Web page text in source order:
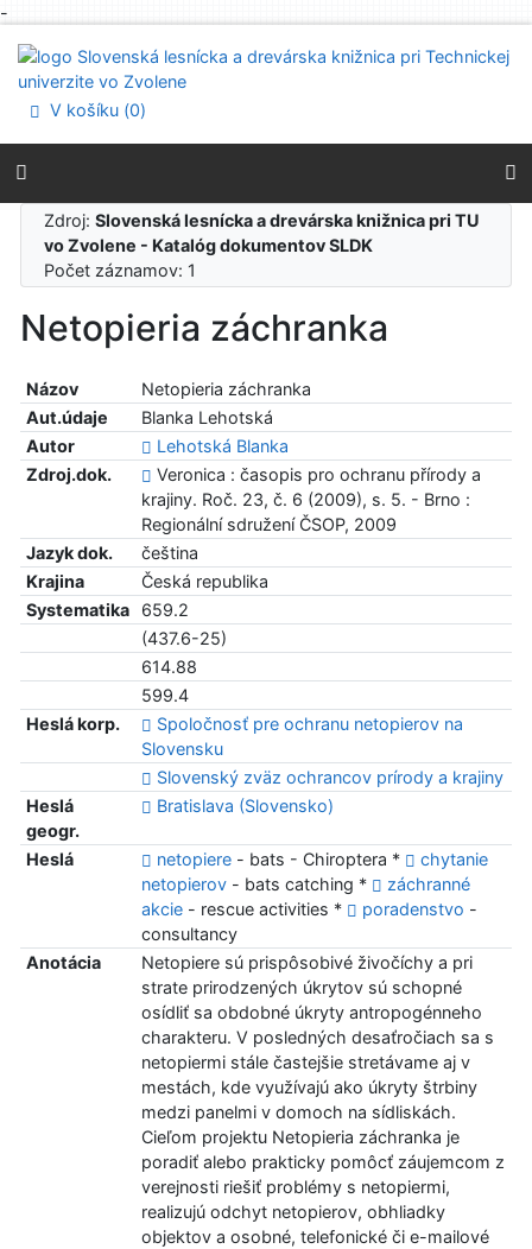
-
Prejsť na menu
Prehlásenie o webovej prístupnosti
V košíku (0)
Zdroj:Slovenská lesnícka a drevárska knižnica pri TU
vo Zvolene - Katalóg dokumentov SLDK
Počet záznamov: 1
Netopieria záchranka
Názov
Netopieria záchranka
Aut.údaje
Blanka Lehotská
Autor
Lehotská Blanka
Zdroj.dok.
Veronica : časopis pro ochranu přírody a
krajiny. Roč. 23, č. 6 (2009), s. 5. - Brno :
Regionální sdružení ČSOP, 2009
Jazyk dok.
čeština
Krajina
Česká republika
Systematika
659.2
(437.6-25)
614.88
599.4
Heslá korp.
Spoločnosť pre ochranu netopierov na
Slovensku
Slovenský zväz ochrancov prírody a krajiny
Heslá
geogr.
Bratislava (Slovensko)
Heslá netopiere- bats - Chiroptera *
chytanie
netopierov- bats catching *
záchranné
akcie- rescue activities * poradenstvo -
consultancy
Anotácia
Netopiere sú prispôsobivé živočíchy a pri
strate prirodzených úkrytov sú schopné
osídliť sa obdobné úkryty antropogénneho
charakteru. V posledných desaťročiach sa s
netopiermi stále častejšie stretávame aj v
mestách, kde využívajú ako úkryty štrbiny
medzi panelmi v domoch na sídliskách.
Cieľom projektu Netopieria záchranka je
poradiť alebo prakticky pomôcť záujemcom z
verejnosti riešiť problémy s netopiermi,
realizujú odchyt netopierov, obhliadky
objektov a osobné, telefonické či e-mailové